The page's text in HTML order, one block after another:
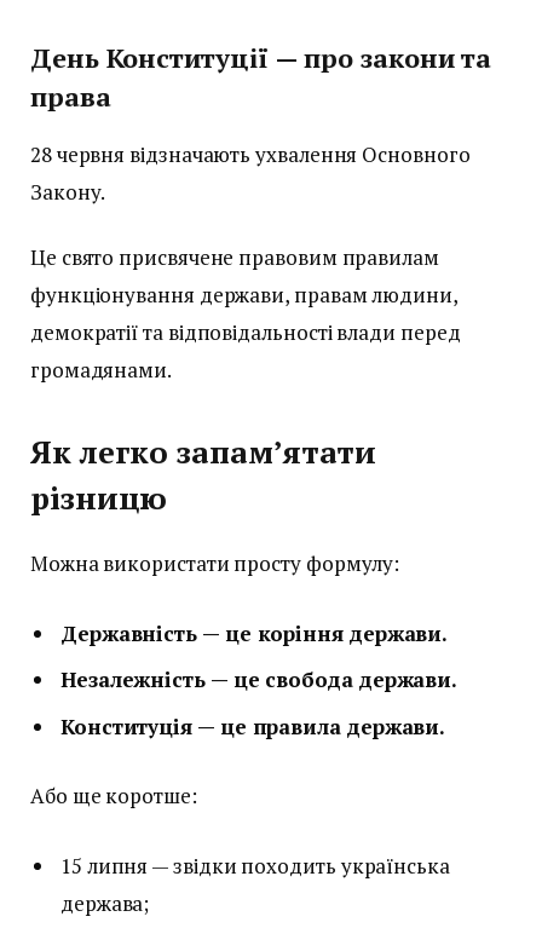
День Конституції — про закони та
права
28 червня відзначають ухвалення Основного
Закону.
Це свято присвячене правовим правилам
функціонування держави, правам людини,
демократії та відповідальності влади перед
громадянами.
Як легко запам’ятати
різницю
Можна використати просту формулу:
Державність — це коріння держави.
Незалежність — це свобода держави.
Конституція — це правила держави.
Або ще коротше:
15 липня — звідки походить українська
держава;